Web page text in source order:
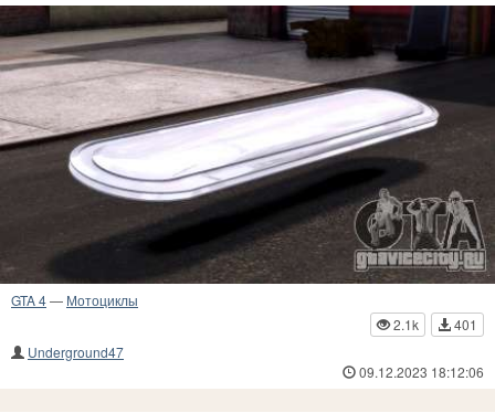
GTA 4— Мотоциклы
2.1k
401
Underground47
09.12.2023 18:12:06